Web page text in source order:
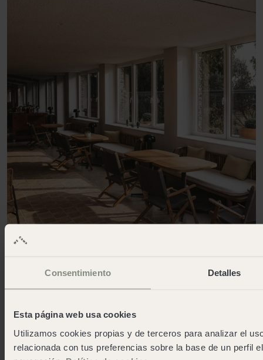
Consentimiento Detalles
Esta página web usa cookies
Utilizamos cookies propias y de terceros para analizar el
relacionada con tus preferencias sobre la base de un perfil
Descobreix els nostres càmpings
Viure en un càmping durant una llarga temporada és
una experiència que moltes persones trien per diverses
raons: la recerca d'una vida més simple, el desig d'estar